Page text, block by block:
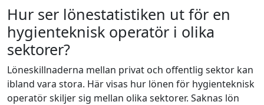
Hur ser lönestatistiken ut för en
hygienteknisk operatör i olika
sektorer?
Löneskillnaderna mellan privat och offentlig sektor kan
ibland vara stora. Här visas hur lönen för hygienteknisk
operatör skiljer sig mellan olika sektorer. Saknas lön